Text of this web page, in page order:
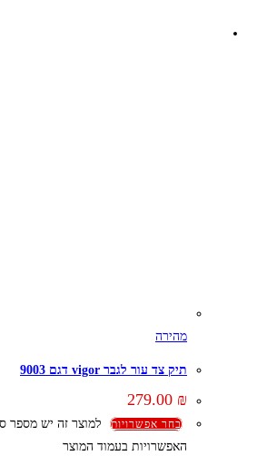
מהירה
תיק צד עור לגבר vigor דגם 9003
279.00 ₪
בחר אפשרויות
למוצר זה יש מספר
האפשרויות בעמוד המוצר